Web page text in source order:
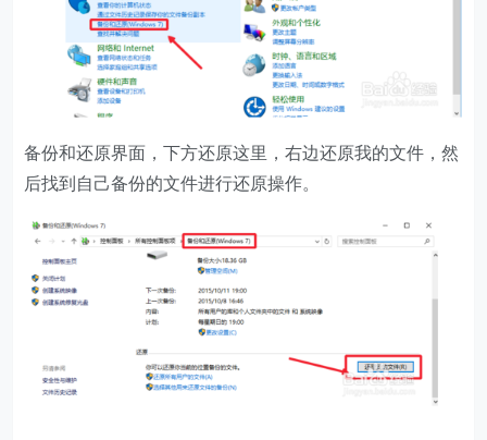
备份和还原界面，下方还原这里，右边还原我的文件，然
后找到自己备份的文件进行还原操作。